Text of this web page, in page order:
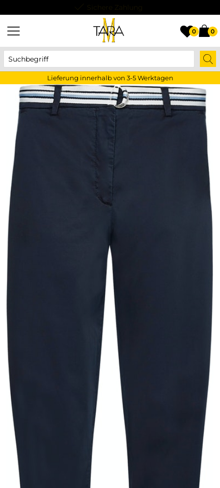
0 0
Lieferung innerhalb von 3-5 Werktagen